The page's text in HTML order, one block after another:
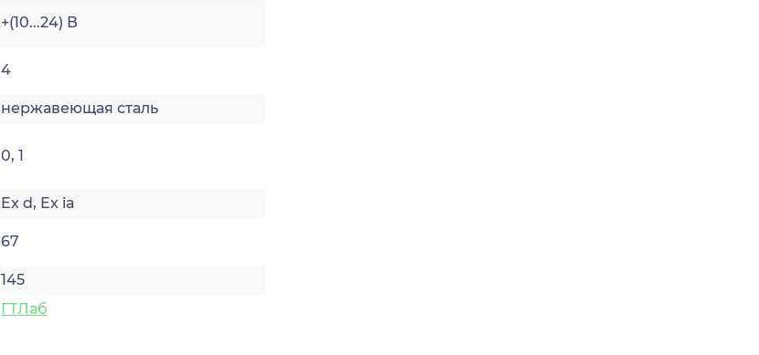
+(10...24) В
4
нержавеющая сталь
0, 1
Ex d, Ex ia
67
145
ГТЛаб